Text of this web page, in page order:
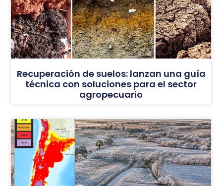
Recuperación de suelos: lanzan una guía
técnica con soluciones para el sector
agropecuario